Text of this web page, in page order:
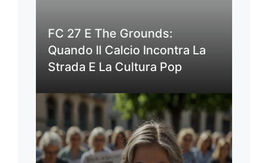
FC 27 E The Grounds:
Quando Il Calcio Incontra La
Strada E La Cultura Pop